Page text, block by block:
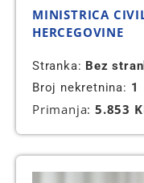
MINISTRICA
HERCEGOVINE
Stranka: Bez
Broj nekretnina: 1
Primanja: 5.853